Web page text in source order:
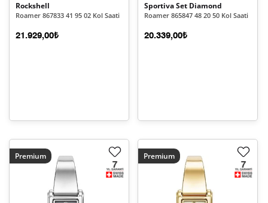
Rockshell
Roamer 867833 41 95 02 Kol Saati
21.929,00₺
Sportiva Set Diamond
Roamer 865847 48 20 50 Kol Saati
20.339,00₺
Premium Premium